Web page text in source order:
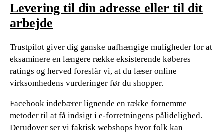
Levering til din adresse eller til dit
arbejde
Trustpilot giver dig ganske uafhængige muligheder for at
eksaminere en længere række eksisterende køberes
ratings og herved foreslår vi, at du læser online
virksomhedens vurderinger før du shopper.
Facebook indebærer lignende en række fornemme
metoder til at få indsigt i e-forretningens pålidelighed.
Derudover ser vi faktisk webshops hvor folk kan